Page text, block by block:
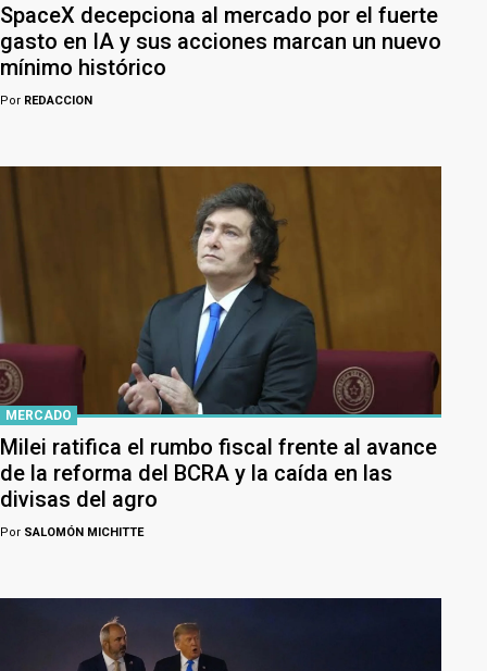
SpaceX decepciona al mercado por el fuerte
gasto en IA y sus acciones marcan un nuevo
mínimo histórico
Por REDACCION
MERCADO
Milei ratifica el rumbo fiscal frente al avance
de la reforma del BCRA y la caída en las
divisas del agro
Por SALOMÓN MICHITTE